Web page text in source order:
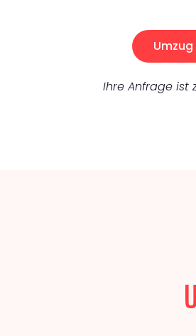
Ihre Anfrage ist